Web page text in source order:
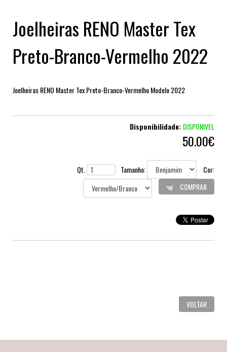
Joelheiras RENO Master Tex
Preto-Branco-Vermelho 2022
Joelheiras RENO Master Tex Preto-Branco-Vermelho Modelo 2022
Disponibilidade: DISPONIVEL
50.00€
Qt. Tamanho:
Cor:
COMPRAR
VOLTAR